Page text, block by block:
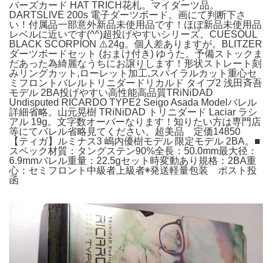
バーズカード HAT TRICH花札。マイダーツ品。
DARTSLIVE 200s 電子ダーツボード。画にて判断下さ
い！付属品一部意外新品未使用品です！ほぼ新品未使用品
レベルに近いです(^^)超投げやすいシリーズ。CUESOUL
BLACK SCORPION ⚠️24g。個人差ありますが。BLITZER
ダーツボードセット (おまけ付き) ゆうた。予備ストックま
だあった為綺麗なうちにお譲りします！形状ストレート刻
みリングカット,ローレット加工,スパイラルカット重心セ
ミフロントバレルトリニダードリカルド タイプ2 浅田斉吾
モデル 2BA投げやすい高性能高品質TRiNiDAD
Undisputed RICARDO TYPE2 Seigo Asada Modelバレル
詳細省略。山元晃樹 TRiNiDAD トリニダード Laciar ラシ
アル 19g。文字数オーバーなります！知りたい方は専門店
等にてバレル省略見てください。超美品 定価14850
【ティガ】ルミナス3 嶋内優樹モデル 限定モデル 2BA。■
スペック材質：タングステン90%全長：50.0mm最大径：
6.9mmバレル重量：22.5gセット時変動あり規格：2BA重
心：セミフロント中級者上級者◉発送軽量包装 ポスト投
函